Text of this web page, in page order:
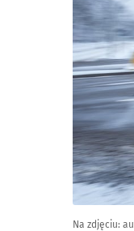
Na zdjęciu: